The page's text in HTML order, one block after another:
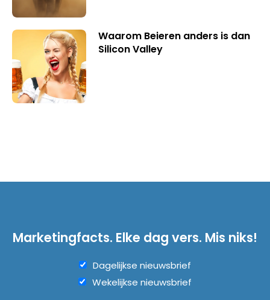
Waarom Beieren anders is dan
Silicon Valley
Marketingfacts. Elke dag vers. Mis niks!
Dagelijkse nieuwsbrief
Wekelijkse nieuwsbrief